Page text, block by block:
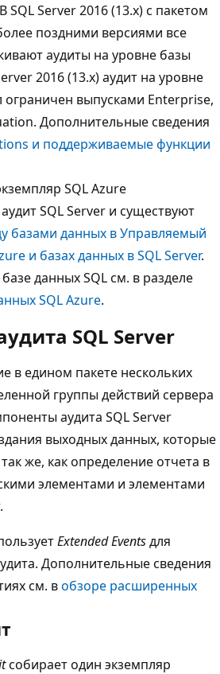
SQL Server 2016 (13.x) с пакетом
поздними версиями все
аудиты на уровне базы
2016 (13.x) аудит на уровне
выпусками Enterprise,
Дополнительные сведения
и поддерживаемые функции
SQL Azure
SQL Server и существуют
базами данных в Управляемый
и базах данных в SQL Server.
данных SQL см. в разделе
SQL Azure.
SQL Server
в едином пакете нескольких
группы действий сервера
аудита SQL Server
выходных данных, которые
же, как определение отчета в
элементами и элементами
Extended Eventsдля
Дополнительные сведения
см. вобзоре расширенных
собирает один экземпляр